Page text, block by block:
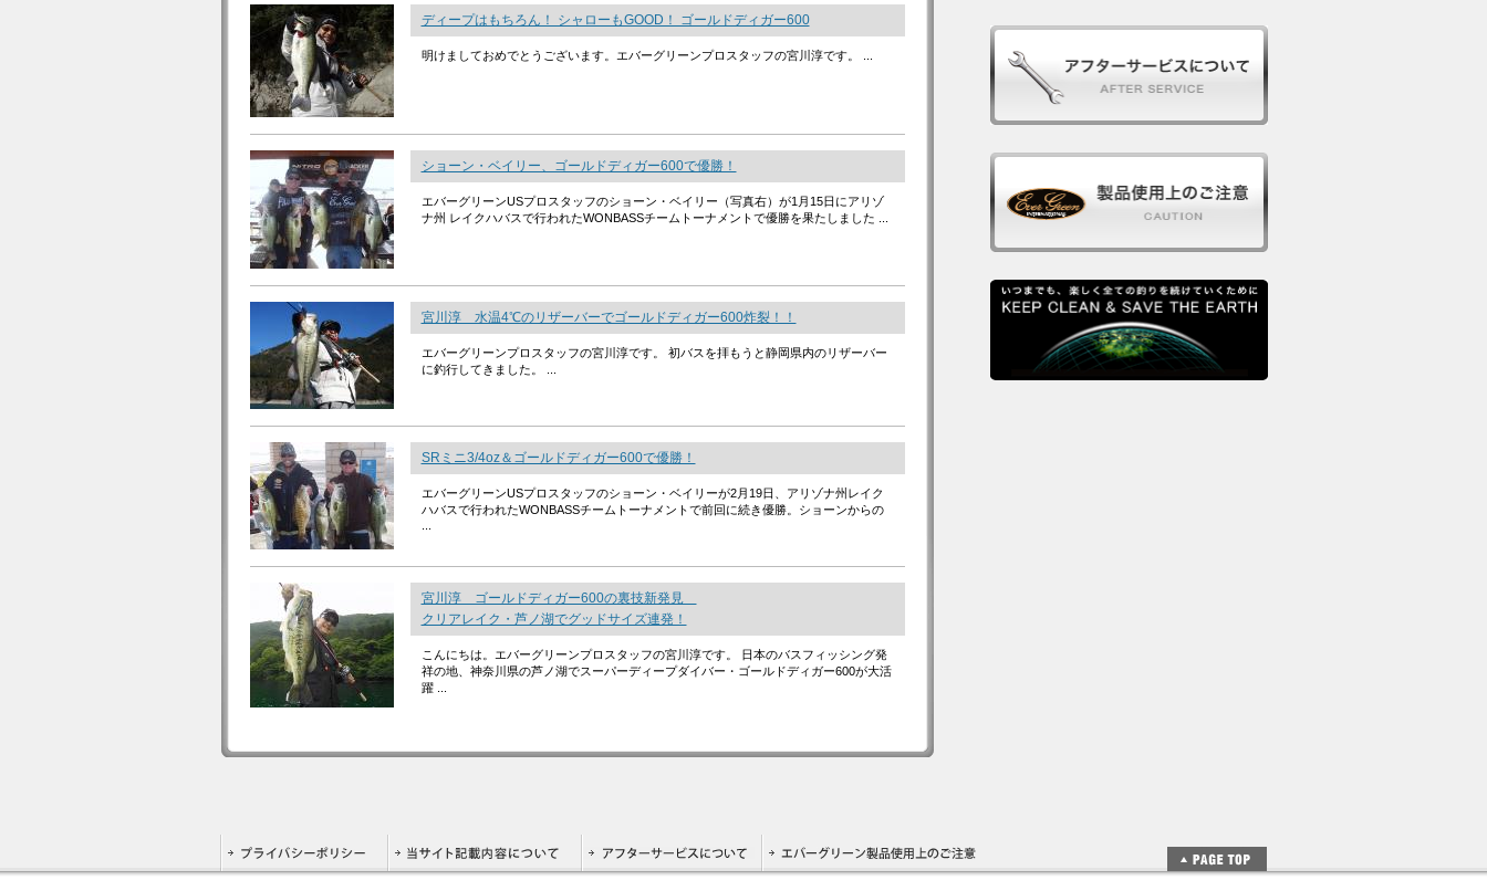
ディープはもちろん！ シャローもGOOD！ ゴールドディガー600
明けましておめでとうございます。エバーグリーンプロスタッフの宮川淳です。 ...
ショーン・ベイリー、ゴールドディガー600で優勝！
エバーグリーンUSプロスタッフのショーン・ベイリー（写真右）が1月15日にアリゾ
ナ州 レイクハバスで行われたWONBASSチームトーナメントで優勝を果たしました ...
宮川淳 水温4℃のリザーバーでゴールドディガー600炸裂！！
エバーグリーンプロスタッフの宮川淳です。 初バスを拝もうと静岡県内のリザーバー
に釣行してきました。 ...
SRミニ3/4oz＆ゴールドディガー600で優勝！
エバーグリーンUSプロスタッフのショーン・ベイリーが2月19日、アリゾナ州レイク
ハバスで行われたWONBASSチームトーナメントで前回に続き優勝。ショーンからの
宮川淳 ゴールドディガー600の裏技新発見
クリアレイク・芦ノ湖でグッドサイズ連発！
こんにちは。エバーグリーンプロスタッフの宮川淳です。 日本のバスフィッシング発
祥の地、神奈川県の芦ノ湖でスーパーディープダイバー・ゴールドディガー600が大活
躍 ...